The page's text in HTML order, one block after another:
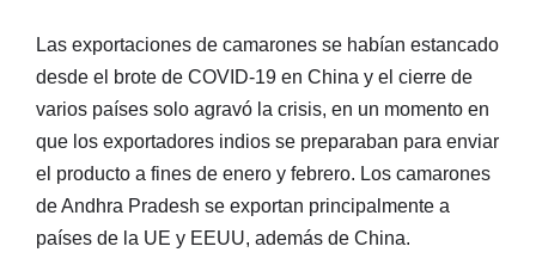
Las exportaciones de camarones se habían estancado
desde el brote de COVID-19 en China y el cierre de
varios países solo agravó la crisis, en un momento en
que los exportadores indios se preparaban para enviar
el producto a fines de enero y febrero. Los camarones
de Andhra Pradesh se exportan principalmente a
países de la UE y EEUU, además de China.